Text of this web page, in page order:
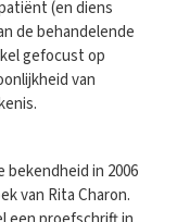
(en diens
de behandelende
gefocust op
van
in 2006
van Rita Charon.